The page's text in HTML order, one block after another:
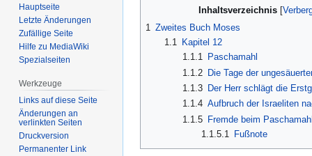
Inhaltsverzeichnis
1 Zweites Buch Moses
1.1
Kapitel 12
1.1.1 Paschamahl
1.1.2 Die Tage der
1.1.3 Der Herr schlägt die
1.1.4 Aufbruch der Israeliten
1.1.5 Fremde beim
1.1.5.1
Fußnote
Hauptseite
Letzte Änderungen
Zufällige Seite
Hilfe zu MediaWiki
Spezialseiten
Werkzeuge
Links auf diese Seite
Änderungen an
verlinkten Seiten
Druckversion
Permanenter Link